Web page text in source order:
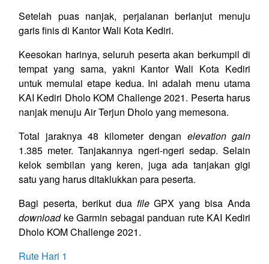
Setelah puas nanjak, perjalanan berlanjut menuju
garis finis di Kantor Wali Kota Kediri.
Keesokan harinya, seluruh peserta akan berkumpil di
tempat yang sama, yakni Kantor Wali Kota Kediri
untuk memulai etape kedua. Ini adalah menu utama
KAI Kediri Dholo KOM Challenge 2021. Peserta harus
nanjak menuju Air Terjun Dholo yang memesona.
Total jaraknya 48 kilometer dengan elevation gain
1.385 meter. Tanjakannya ngeri-ngeri sedap. Selain
kelok sembilan yang keren, juga ada tanjakan gigi
satu yang harus ditaklukkan para peserta.
Bagi peserta, berikut dua fileGPX yang bisa Anda
downloadke Garmin sebagai panduan rute KAI Kediri
Dholo KOM Challenge 2021.
Rute Hari 1